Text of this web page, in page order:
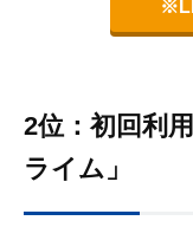
2位：初回利
ライム」